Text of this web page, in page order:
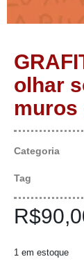
olhar
muros
Categoria
Tag
R$
1 em estoque